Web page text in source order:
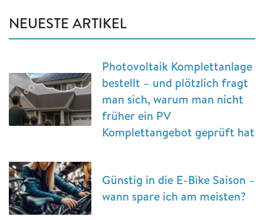
NEUESTE ARTIKEL
Photovoltaik Komplettanlage
bestellt – und plötzlich fragt
man sich, warum man nicht
früher ein PV
Komplettangebot geprüft hat
Günstig in die E-Bike Saison –
wann spare ich am meisten?